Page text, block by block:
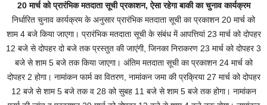
20 मार्च को प्रारंभिक मतदाता सूची प्रकाशन, ऐसा रहेगा बाकी का चुनाव कार्यक्रम
निर्धारित चुनाव कार्यक्रम के अनुसार प्रारंभिक मतदाता सूची का प्रकाशन 20 मार्च को
शाम 4 बजे किया जाएगा। प्रारंभिक मतदाता सूची के संबंध में आपत्तियां 23 मार्च को दोपहर
12 बजे से दोपहर दो बजे तक प्रस्तुत की जाएंगी, जिनका निराकरण 23 मार्च को दोपहर 3
बजे से शाम 5 बजे तक किया जाएगा। अंतिम मतदाता सूची का प्रकाशन 24 मार्च को
दोपहर 2 होगा। नामांकन फार्म का वितरण, नामांकन जमा की प्रक्रिया 27 मार्च को दोपहर
12 बजे से शाम 5 बजे तक व 28 को सुबह 11 बजे से शाम 5 बजे तक होगा। नामांकन